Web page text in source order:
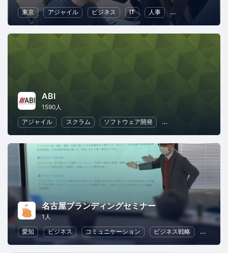
東京
アジャイル ビジネス IT 人事 リーダーシップ
ABI
1590人
アジャイル
スクラム ソフトウェア開発 ビジネス戦略
名古屋ブランディングセミナー
1人
愛知
ビジネス コミュニケーション ビジネス戦略 リーダ